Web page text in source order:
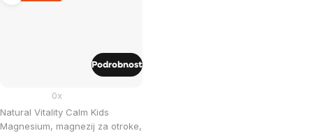
Natural Vitality Calm Kids
Magnesium, magnezij za otroke,
0x
Podrobnost